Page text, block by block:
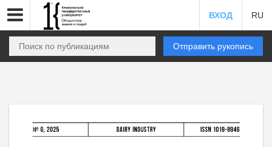
ВХОД RU
Отправить рукопись